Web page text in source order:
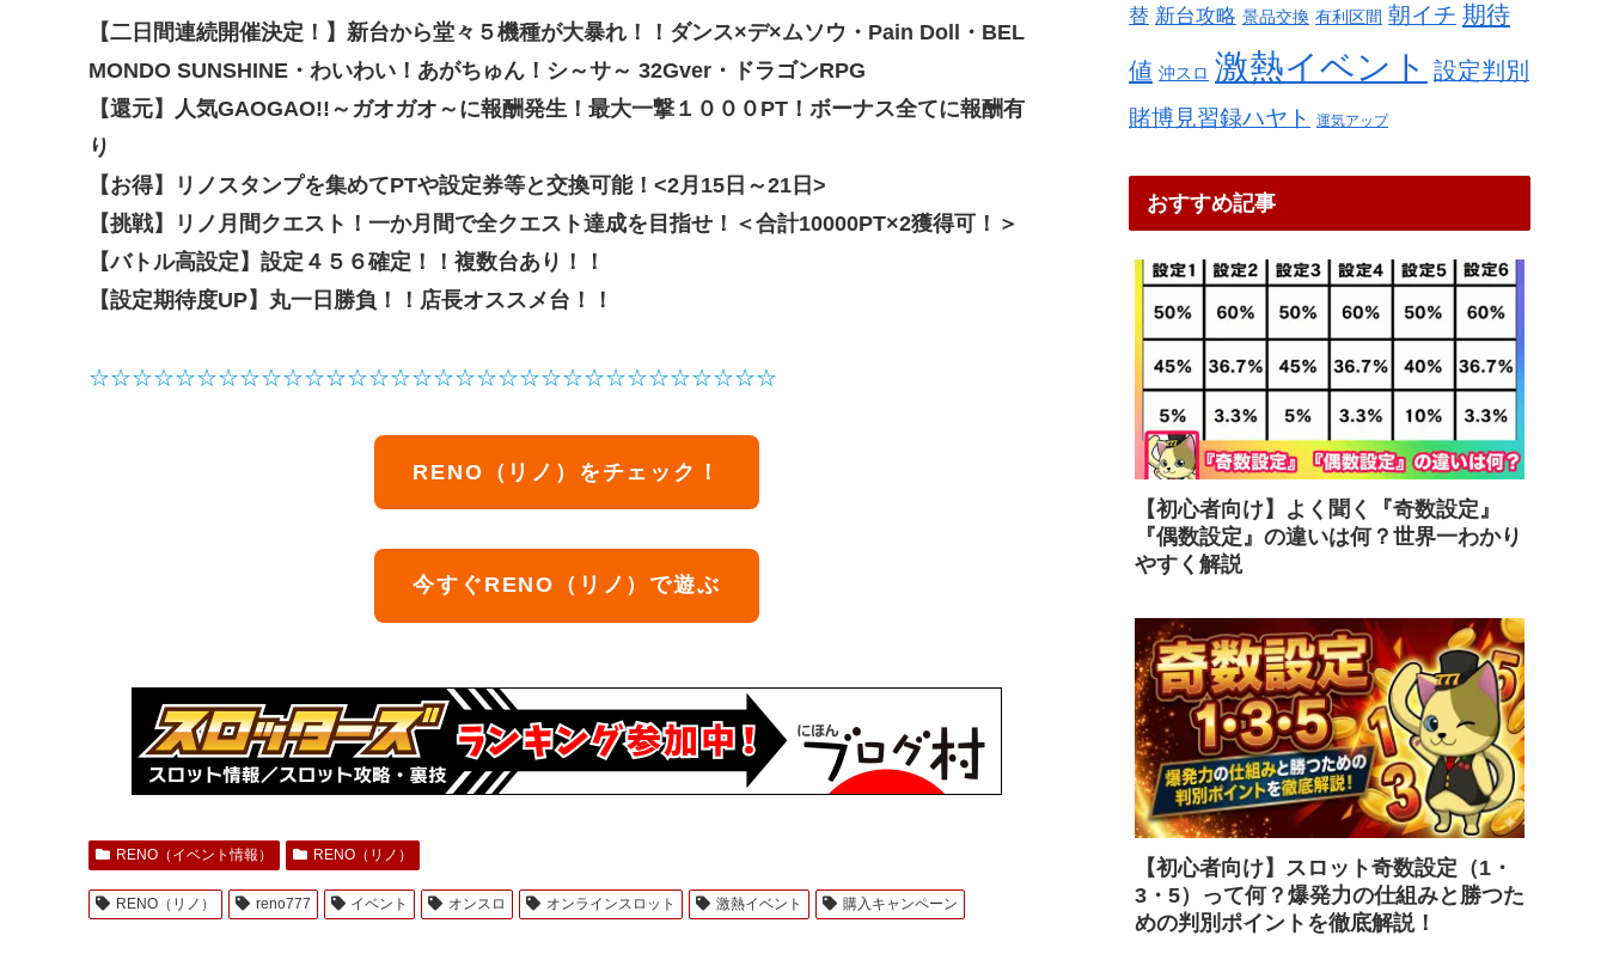
【二日間連続開催決定！】新台から堂々５機種が大暴れ！！ダンス×デ×ムソウ・Pain Doll・BEL
MONDO SUNSHINE・わいわい！あがちゅん！シ～サ～ 32Gver・ドラゴンRPG
【還元】人気GAOGAO!!～ガオガオ～に報酬発生！最大一撃１０００PT！ボーナス全てに報酬有
り
【お得】リノスタンプを集めてPTや設定券等と交換可能！<2月15日～21日>
【挑戦】リノ月間クエスト！一か月間で全クエスト達成を目指せ！＜合計10000PT×2獲得可！＞
【バトル高設定】設定４５６確定！！複数台あり！！
【設定期待度UP】丸一日勝負！！店長オススメ台！！
☆☆☆☆☆☆☆☆☆☆☆☆☆☆☆☆☆☆☆☆☆☆☆☆☆☆☆☆☆☆☆☆
RENO（リノ）をチェック！
今すぐRENO（リノ）で遊ぶ
RENO（イベント情報） RENO（リノ）
RENO（リノ） reno777 イベント オンスロ オンラインスロット 激熱イベント 購入キャンペーン
替 新台攻略 景品交換 有利区間 朝イチ 期待
値 沖スロ 激熱イベント 設定判別
賭博見習録ハヤト 運気アップ
おすすめ記事
【初心者向け】よく聞く『奇数設定』
『偶数設定』の違いは何？世界一わかり
やすく解説
【初心者向け】スロット奇数設定（1・
3・5）って何？爆発力の仕組みと勝つた
めの判別ポイントを徹底解説！